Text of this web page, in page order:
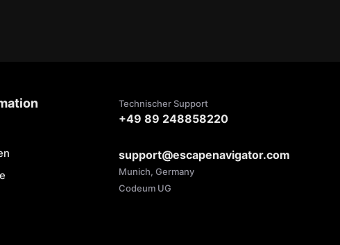
Technischer Support
+49 89 248858220
support@escapenavigator.com
Munich, Germany
Codeum UG